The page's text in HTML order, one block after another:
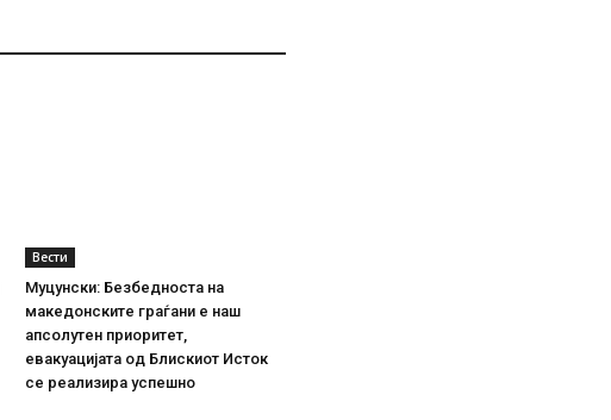
Вести
Муцунски: Безбедноста на
македонските граѓани е наш
апсолутен приоритет,
евакуацијата од Блискиот Исток
се реализира успешно